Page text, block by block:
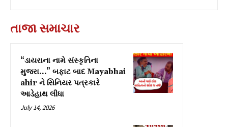
તાજા સમાચાર
“ડાયરાના નામે સંસ્કૃતિના
મુજરા…” બફાટ બાદ Mayabhai
ahir ને સિનિયર પત્રકારે
આડેહાથ લીધા
July 14, 2026